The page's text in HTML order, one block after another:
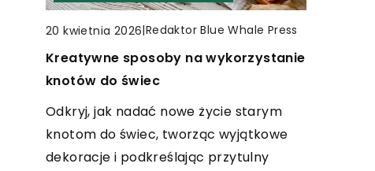
4 kwietnia 2024|Redaktor Blue Whale Press
Odkrywanie magii twórczości:
poradnik dla miłośników szycia
Podstawy szycia i tajniki twórczego
rozwijania umiejętności szydełkowania.
Zapoznaj się z naszym poradnikiem,
20 kwietnia 2026|Redaktor Blue Whale Press
Kreatywne sposoby na wykorzystanie
knotów do świec
Odkryj, jak nadać nowe życie starym
knotom do świec, tworząc wyjątkowe
dekoracje i podkreślając przytulny
3 kwietnia 2024|Redaktor Blue Whale Press
Jak efektowne prezentacje
produktów wpływają na sprzedaż w
sklepach internetowych
Odkryj, jak efektownie przedstawione
produkty mogą podnieść sprzedaż w